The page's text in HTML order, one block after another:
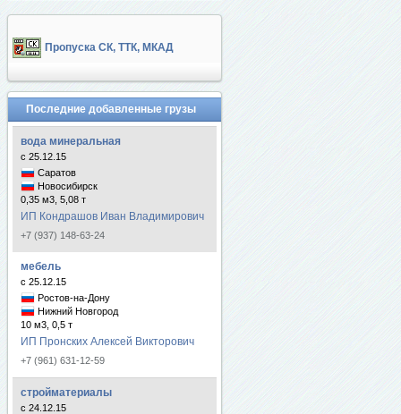
Пропуска СК, ТТК, МКАД
Последние добавленные грузы
вода минеральная
с 25.12.15
Саратов
Новосибирск
0,35 м3, 5,08 т
ИП Кондрашов Иван Владимирович
+7 (937) 148-63-24
мебель
с 25.12.15
Ростов-на-Дону
Нижний Новгород
10 м3, 0,5 т
ИП Пронских Алексей Викторович
+7 (961) 631-12-59
стройматериалы
с 24.12.15